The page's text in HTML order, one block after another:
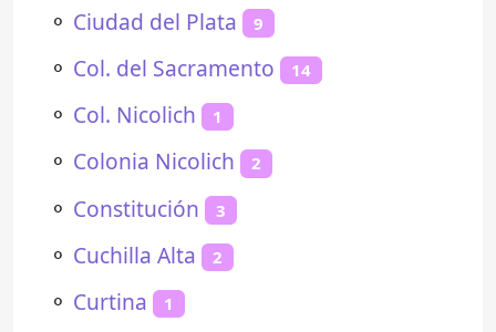
⚬ Ciudad del Plata 9
⚬ Col. del Sacramento 14
⚬ Col. Nicolich 1
⚬ Colonia Nicolich 2
⚬ Constitución 3
⚬ Cuchilla Alta 2
⚬ Curtina 1